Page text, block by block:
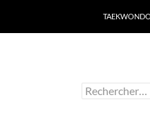
Rechercher :